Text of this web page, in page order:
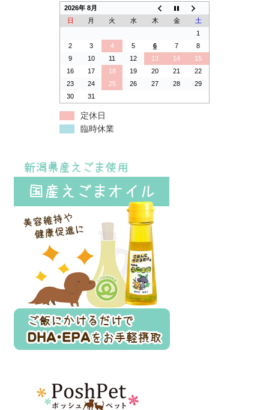
2026年 8月
日
月 火 水 木 金
土
1
2
3 4 5 6 7
8
9
10 11 12 13 14
15
16
17 18 19 20 21
22
23
24 25 26 27 28
29
30
31
定休日
臨時休業